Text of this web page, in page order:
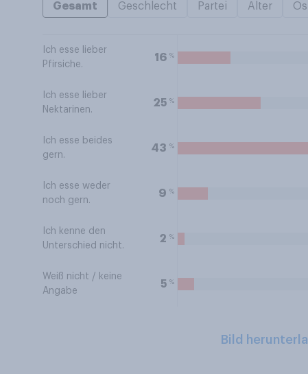
Gesamt Geschlecht Partei Alter
Ich esse lieber
Pfirsiche.
16 %
Ich esse lieber
Nektarinen.
25 %
Ich esse beides
gern.
43 %
Ich esse weder
noch gern.
9 %
Ich kenne den
Unterschied nicht.
2 %
Weiß nicht / keine
Angabe
5 %
Bild